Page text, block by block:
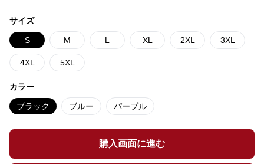
サイズ
S M L XL 2XL 3XL
4XL 5XL
カラー
ブラック ブルー パープル
購入画面に進む